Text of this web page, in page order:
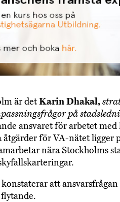
är detKarin Dhakal,
på
ansvaret för arbetet
åtgärder för VA-nätet ligger
nära Stockholms
att